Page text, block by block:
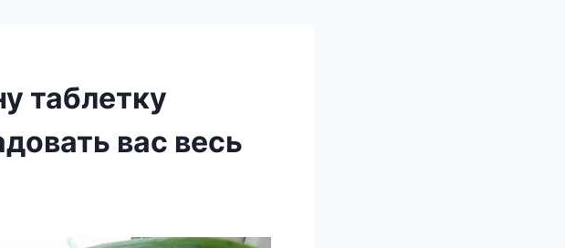
таблетку
вас весь